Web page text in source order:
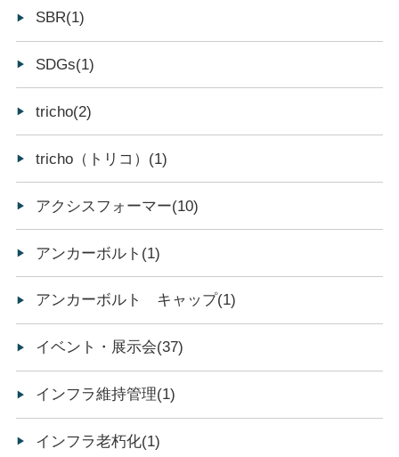
SBR(1)
SDGs(1)
tricho(2)
tricho（トリコ）(1)
アクシスフォーマー(10)
アンカーボルト(1)
アンカーボルト キャップ(1)
イベント・展示会(37)
インフラ維持管理(1)
インフラ老朽化(1)